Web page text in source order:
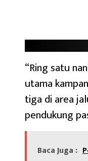
“Ring satu
utama
tiga di area
pendukung
Baca Juga :